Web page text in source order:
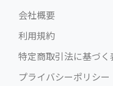
会社概要
利用規約
特定商取引法に基づく
プライバシーポリシー